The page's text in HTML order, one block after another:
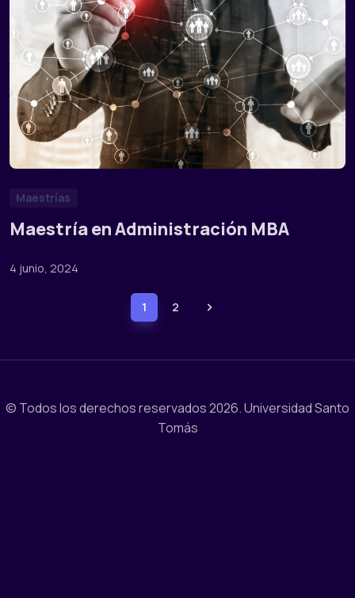
Maestrías
Maestría en Administración MBA
4 junio, 2024
1 2
© Todos los derechos reservados 2026.Universidad Santo
Tomás